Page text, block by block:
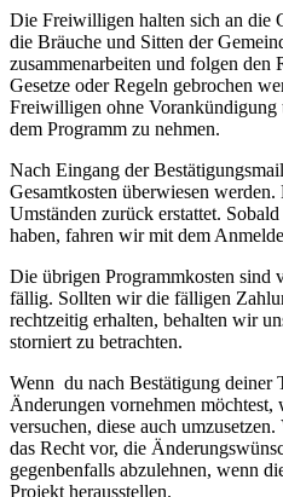
Die Freiwilligen halten sich an die
die Bräuche und Sitten der
zusammenarbeiten und folgen den
Gesetze oder Regeln gebrochen
Freiwilligen ohne Vorankündigung
dem Programm zu nehmen.
Nach Eingang der
Gesamtkosten überwiesen
Umständen zurück erstattet.
haben, fahren wir mit dem
Die übrigen Programmkosten
fällig. Sollten wir die fälligen
rechtzeitig erhalten, behalten wir
storniert zu betrachten.
Wenn du nach Bestätigung deiner
Änderungen vornehmen
versuchen, diese auch
das Recht vor, die
gegenbenfalls abzulehnen, wenn
Projekt herausstellen.